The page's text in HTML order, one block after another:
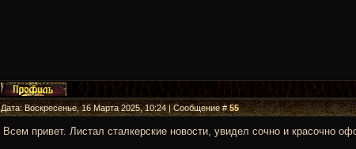
Дата: Воскресенье, 16 Марта 2025, 10:24 | Сообщение #55
Всем привет. Листал сталкерские новости, увидел сочно и красочно